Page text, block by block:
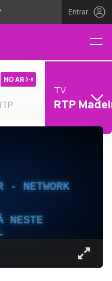
Entrar
NO AR
TV
RTP
- NETWORK
NESTE